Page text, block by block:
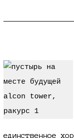
единственное